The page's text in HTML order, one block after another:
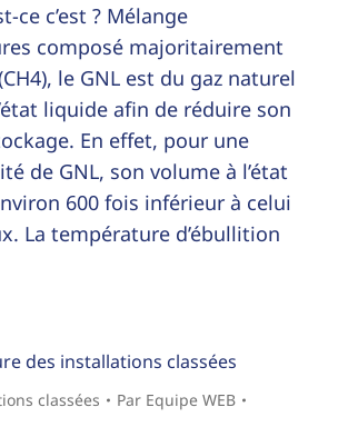
ce c’est ? Mélange
composé majoritairement
le GNL est du gaz naturel
liquide afin de réduire son
En effet, pour une
de GNL, son volume à l’état
600 fois inférieur à celui
La température d’ébullition
des installations classées
classées Par Equipe WEB